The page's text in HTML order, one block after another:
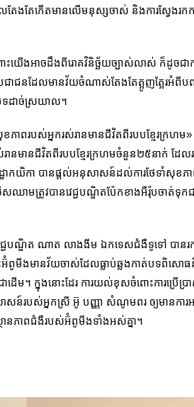
ងតែកើតមានលើមនុស្សចាស់ និងការស្វែងរកក
ើងអាចដឹងពីរោគវិនិច្ឆ័យច្បាស់លាស់ ក៏ដូចជាកា
ជាជនដែលមានវ័យចំណាស់តែងតែត្អូញត្អែរអំពីប
ទដាច់ស្រយាល។
ភាពរបស់អ្នករស់រានមានជីវិតពីរបបខ្មែរក្រហម»
នមានជីវិតពីរបបខ្មែរក្រហមចំនួន២៥នាក់ ដែ
ាកយិកា បានផ្តល់អនុសាសន៍ដល់ការថែទាំសុខភ
មត្រូវបានវេជ្ជបណ្ឌិតប៉ែកខាងអឺរ៉ុបចាត់ទុក
េជ្ជបណ្ឌិត ណាត លាងងីម ឯកទេសជំងឺទូទៅ បាន
អ៊ំពូមីងមានវ័យចាស់ដែលធ្លាប់ឆ្លងកាត់បទពិសោធ
។ ក្នុងនោះដែរ ការយល់ខុសចំពោះការប្រើប្រាស់
នុសាសន៍របស់អ្នកស្រី អ៊ូ បញ្ញា សំណូមពរ ឲ្យមានកា
ថានភាពជំងឺរបស់អ៊ំពូមីងទាំងអស់គ្នា។